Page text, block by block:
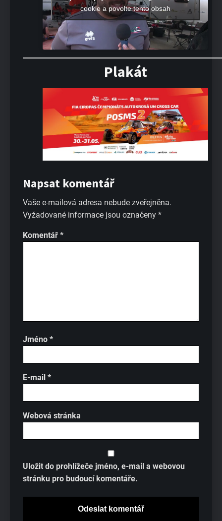
cookie a povolte tento obsah
Plakát
Napsat komentář
Vaše e-mailová adresa nebude zveřejněna.
Vyžadované informace jsou označeny *
Komentář *
Jméno *
E-mail *
Webová stránka
Uložit do prohlížeče jméno, e-mail a webovou
stránku pro budoucí komentáře.